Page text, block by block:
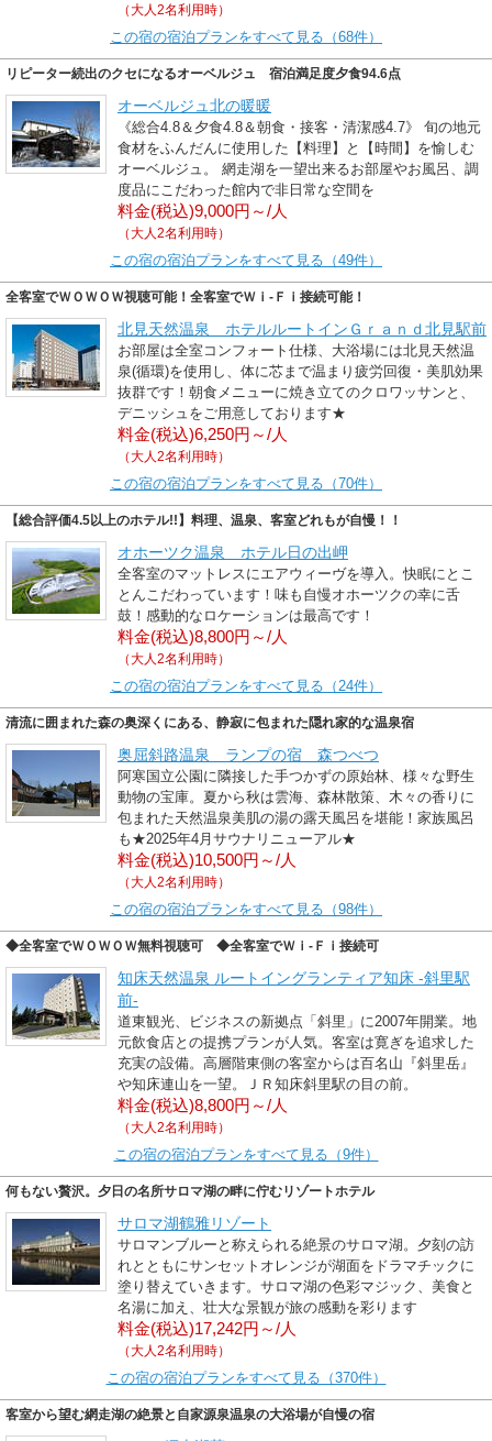
（大人2名利用時）
この宿の宿泊プランをすべて見る（68件）
リピーター続出のクセになるオーベルジュ 宿泊満足度夕食94.6点
オーベルジュ北の暖暖
《総合4.8＆夕食4.8＆朝食・接客・清潔感4.7》 旬の地元
食材をふんだんに使用した【料理】と【時間】を愉しむ
オーベルジュ。 網走湖を一望出来るお部屋やお風呂、調
度品にこだわった館内で非日常な空間を
料金(税込)9,000円～/人
（大人2名利用時）
この宿の宿泊プランをすべて見る（49件）
全客室でＷＯＷＯＷ視聴可能！全客室でＷｉ-Ｆｉ接続可能！
北見天然温泉 ホテルルートインＧｒａｎｄ北見駅前
お部屋は全室コンフォート仕様、大浴場には北見天然温
泉(循環)を使用し、体に芯まで温まり疲労回復・美肌効果
抜群です！朝食メニューに焼き立てのクロワッサンと、
デニッシュをご用意しております★
料金(税込)6,250円～/人
（大人2名利用時）
この宿の宿泊プランをすべて見る（70件）
【総合評価4.5以上のホテル!!】料理、温泉、客室どれもが自慢！！
オホーツク温泉 ホテル日の出岬
全客室のマットレスにエアウィーヴを導入。快眠にとこ
とんこだわっています！味も自慢オホーツクの幸に舌
鼓！感動的なロケーションは最高です！
料金(税込)8,800円～/人
（大人2名利用時）
この宿の宿泊プランをすべて見る（24件）
清流に囲まれた森の奥深くにある、静寂に包まれた隠れ家的な温泉宿
奥屈斜路温泉 ランプの宿 森つべつ
阿寒国立公園に隣接した手つかずの原始林、様々な野生
動物の宝庫。夏から秋は雲海、森林散策、木々の香りに
包まれた天然温泉美肌の湯の露天風呂を堪能！家族風呂
も★2025年4月サウナリニューアル★
料金(税込)10,500円～/人
（大人2名利用時）
この宿の宿泊プランをすべて見る（98件）
◆全客室でＷＯＷＯＷ無料視聴可 ◆全客室でＷｉ-Ｆｉ接続可
知床天然温泉 ルートイングランティア知床 -斜里駅
前-
道東観光、ビジネスの新拠点「斜里」に2007年開業。地
元飲食店との提携プランが人気。客室は寛ぎを追求した
充実の設備。高層階東側の客室からは百名山『斜里岳』
や知床連山を一望。ＪＲ知床斜里駅の目の前。
料金(税込)8,800円～/人
（大人2名利用時）
この宿の宿泊プランをすべて見る（9件）
何もない贅沢。夕日の名所サロマ湖の畔に佇むリゾートホテル
サロマ湖鶴雅リゾート
サロマンブルーと称えられる絶景のサロマ湖。夕刻の訪
れとともにサンセットオレンジが湖面をドラマチックに
塗り替えていきます。サロマ湖の色彩マジック、美食と
名湯に加え、壮大な景観が旅の感動を彩ります
料金(税込)17,242円～/人
（大人2名利用時）
この宿の宿泊プランをすべて見る（370件）
客室から望む網走湖の絶景と自家源泉温泉の大浴場が自慢の宿